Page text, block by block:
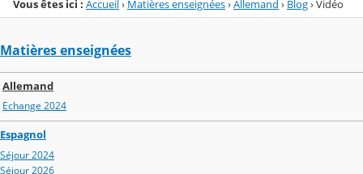
Vous êtes ici : Accueil› Matières enseignées›Allemand › Blog›Vidéo
Matières enseignées
Allemand
Echange 2024
Espagnol
Séjour 2024
Séjour 2026